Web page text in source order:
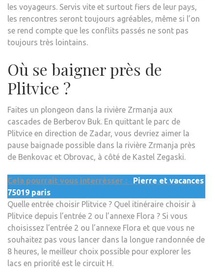
les voyageurs. Servis vite et surtout fiers de leur pays,
les rencontres seront toujours agréables, même si l’on
se rend compte que les conflits passés ne sont pas
toujours très lointains.
Où se baigner près de
Plitvice ?
Faites un plongeon dans la rivière Zrmanja aux
cascades de Berberov Buk. En quittant le parc de
Plitvice en direction de Zadar, vous devriez aimer la
pause baignade possible dans la rivière Zrmanja près
de Benkovac et Obrovac, à côté de Kastel Zegaski.
Cela pourrait vous interrésser :
Pierre et vacances
75019 paris
Quelle entrée choisir Plitvice ? Quel itinéraire choisir à
Plitvice depuis l’entrée 2 ou l’annexe Flora ? Si vous
choisissez l’entrée 2 ou l’annexe Flora et que vous ne
souhaitez pas vous lancer dans la longue randonnée de
8 heures, le meilleur choix possible pour explorer les
lacs en priorité est le circuit H.